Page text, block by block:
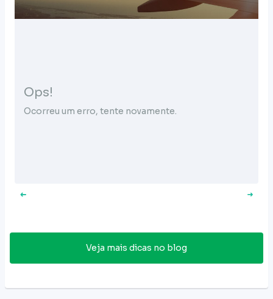
Ops!
Ocorreu um erro, tente novamente.
Veja mais dicas no blog